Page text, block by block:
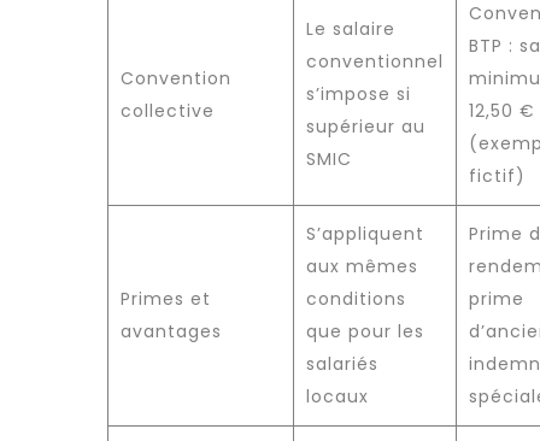
Convention
collective
Le salaire
conventionnel
s’impose si
supérieur au
SMIC
BTP :
12,50 €
fictif)
Primes et
avantages
S’appliquent
aux mêmes
conditions
que pour les
salariés
locaux
Prime
prime